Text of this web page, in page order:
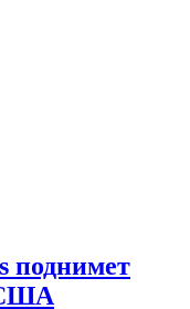
поднимет
США